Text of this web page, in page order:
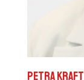
Petra Kraft